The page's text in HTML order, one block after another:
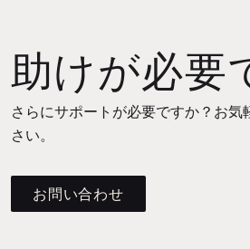
助けが必要
さらにサポートが必要ですか？お気
さい。
お問い合わせ